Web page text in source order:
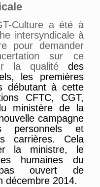
Culture a été à
intersyndicale à
pour demander
sur ce
la qualité des
les premières
débutant à cette
CFTC, CGT,
ministère de la
campagne
personnels et
carrières. Cela
la ministre, le
humaines du
pas ouvert de
décembre 2014.